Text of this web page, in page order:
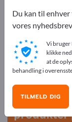
Exportpages
Reklame- &
Annoncer
Behov – Tilbud
start her
produkter
Du kan til
vores
Vi bruger
klikke
at de
behandling i
TILMELD DIG